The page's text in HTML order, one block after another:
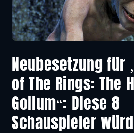
Neubesetzung für
of The Rings: The
Gollum“: Diese 8
Schauspieler